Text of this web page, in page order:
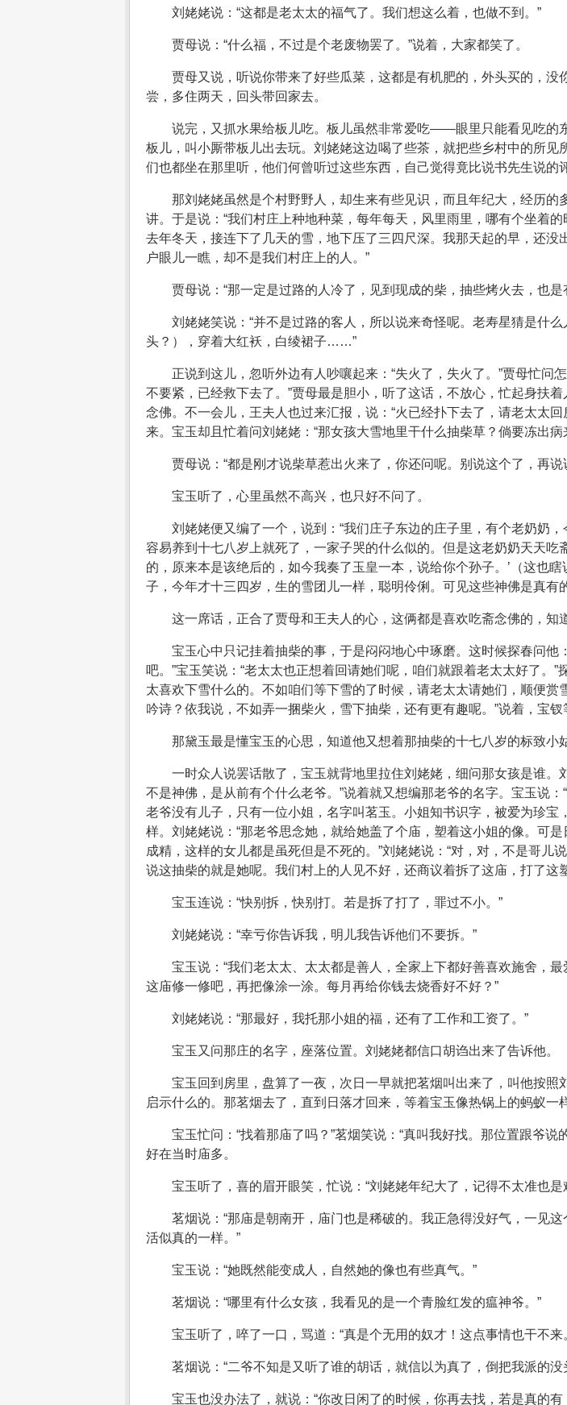
刘姥姥说：“这都是老太太的福气了。我们想这么着，也做不到。”
贾母说：“什么福，不过是个老废物罢了。”说着，大家都笑了。
贾母又说，听说你带来了好些瓜菜，这都是有机肥的，外头买的，
尝，多住两天，回头带回家去。
说完，又抓水果给板儿吃。板儿虽然非常爱吃——眼里只能看见吃的
板儿，叫小厮带板儿出去玩。刘姥姥这边喝了些茶，就把些乡村中的所
们也都坐在那里听，他们何曾听过这些东西，自己觉得竟比说书先生说的
那刘姥姥虽然是个村野野人，却生来有些见识，而且年纪大，经历
讲。于是说：“我们村庄上种地种菜，每年每天，风里雨里，哪有个坐着
去年冬天，接连下了几天的雪，地下压了三四尺深。我那天起的早，还
户眼儿一瞧，却不是我们村庄上的人。”
贾母说：“那一定是过路的人冷了，见到现成的柴，抽些烤火去，也是
刘姥姥笑说：“并不是过路的客人，所以说来奇怪呢。老寿星猜是什
头？），穿着大红袄，白绫裙子……”
正说到这儿，忽听外边有人吵嚷起来：“失火了，失火了。”贾母忙问
不要紧，已经救下去了。”贾母最是胆小，听了这话，不放心，忙起身扶
念佛。不一会儿，王夫人也过来汇报，说：“火已经扑下去了，请老太太
来。宝玉却且忙着问刘姥姥：“那女孩大雪地里干什么抽柴草？倘要冻出病
贾母说：“都是刚才说柴草惹出火来了，你还问呢。别说这个了，再说
宝玉听了，心里虽然不高兴，也只好不问了。
刘姥姥便又编了一个，说到：“我们庄子东边的庄子里，有个老奶奶
容易养到十七八岁上就死了，一家子哭的什么似的。但是这老奶奶天天
的，原来本是该绝后的，如今我奏了玉皇一本，说给你个孙子。’（这也
子，今年才十三四岁，生的雪团儿一样，聪明伶俐。可见这些神佛是真
这一席话，正合了贾母和王夫人的心，这俩都是喜欢吃斋念佛的，知
宝玉心中只记挂着抽柴的事，于是闷闷地心中琢磨。这时候探春问
吧。”宝玉笑说：“老太太也正想着回请她们呢，咱们就跟着老太太好了。
太喜欢下雪什么的。不如咱们等下雪的了时候，请老太太请她们，顺便
吟诗？依我说，不如弄一捆柴火，雪下抽柴，还有更有趣呢。”说着，宝
那黛玉最是懂宝玉的心思，知道他又想着那抽柴的十七八岁的标致小
一时众人说罢话散了，宝玉就背地里拉住刘姥姥，细问那女孩是谁。
不是神佛，是从前有个什么老爷。”说着就又想编那老爷的名字。宝玉说
老爷没有儿子，只有一位小姐，名字叫茗玉。小姐知书识字，被爱为珍
样。刘姥姥说：“那老爷思念她，就给她盖了个庙，塑着这小姐的像。可
成精，这样的女儿都是虽死但是不死的。”刘姥姥说：“对，对，不是哥
说这抽柴的就是她呢。我们村上的人见不好，还商议着拆了这庙，打了这
宝玉连说：“快别拆，快别打。若是拆了打了，罪过不小。”
刘姥姥说：“幸亏你告诉我，明儿我告诉他们不要拆。”
宝玉说：“我们老太太、太太都是善人，全家上下都好善喜欢施舍，
这庙修一修吧，再把像涂一涂。每月再给你钱去烧香好不好？”
刘姥姥说：“那最好，我托那小姐的福，还有了工作和工资了。”
宝玉又问那庄的名字，座落位置。刘姥姥都信口胡诌出来了告诉他。
宝玉回到房里，盘算了一夜，次日一早就把茗烟叫出来了，叫他按
启示什么的。那茗烟去了，直到日落才回来，等着宝玉像热锅上的蚂蚁一
宝玉忙问：“找着那庙了吗？”茗烟笑说：“真叫我好找。那位置跟爷
好在当时庙多。
宝玉听了，喜的眉开眼笑，忙说：“刘姥姥年纪大了，记得不太准也
茗烟说：“那庙是朝南开，庙门也是稀破的。我正急得没好气，一见
活似真的一样。”
宝玉说：“她既然能变成人，自然她的像也有些真气。”
茗烟说：“哪里有什么女孩，我看见的是一个青脸红发的瘟神爷。”
宝玉听了，啐了一口，骂道：“真是个无用的奴才！这点事情也干不来
茗烟说：“二爷不知是又听了谁的胡话，就信以为真了，倒把我派的
宝玉也没办法了，就说：“你改日闲了的时候，你再去找，若是真的